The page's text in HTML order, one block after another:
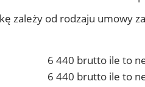
zależy od rodzaju umowy
6 440 brutto ile to
6 440 brutto ile to